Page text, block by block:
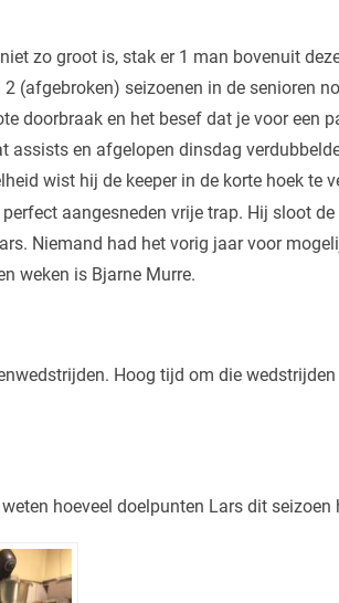
zo groot is, stak er 1 man bovenuit
(afgebroken) seizoenen in de senioren
doorbraak en het besef dat je voor een
assists en afgelopen dinsdag
wist hij de keeper in de korte hoek te
aangesneden vrije trap. Hij sloot
Niemand had het vorig jaar voor
weken is Bjarne Murre.
Hoog tijd om die
hoeveel doelpunten Lars dit seizoen